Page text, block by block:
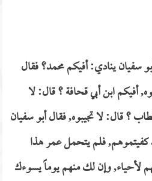
ينادي: أفيكم محمد؟ فقال
أفيكم ابن أبي قحافة ؟ قال: لا
؟ قال: لا تجيبوه, فقال أبو سفيان
كفيتموهم, فلم يتحمل عمر هذا
لأحياء, وإن لك منهم يوماً يسوءك